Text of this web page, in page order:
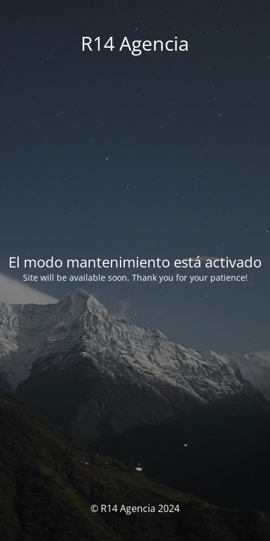
R14 Agencia
El modo mantenimiento está activado
Site will be available soon. Thank you for your patience!
© R14 Agencia 2024